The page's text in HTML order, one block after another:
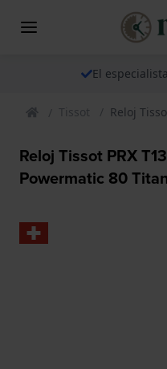
El
Tissot Reloj
Reloj Tissot PRX
Powermatic 80